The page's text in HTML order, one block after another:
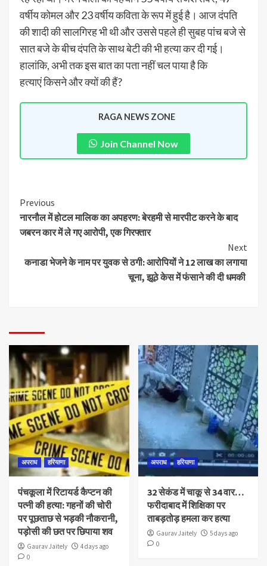
वर्षीय कोमल और 23 वर्षीय कविता के रूप में हुई है। आज दंपति
की शादी की सालगिरह भी थी और उससे पहले ही सुबह पांच बजे से
सात बजे के बीच दंपति के साथ बेटी की भी हत्या कर दी गई।
हालांकि, अभी तक इस बात का पता नहीं चल पाया है कि
हत्याएं किसने और क्यों की हैं?
RAGA NEWS ZONE
Join Channel Now
Previous
नारनौल में होटल मालिक का अपहरण: बेरहमी से मारपीट करने के बाद
जबरन कार में ले गए आरोपी, एक गिरफ्तार
Next
कनाडा भेजने के नाम पर युवक से ठगी: आरोपियों ने 12 लाख का लगाया
चूना, झूठे केस में फंसाने की दी धमकी
अपराध हरियाणा
पंचकूला में रिटायर्ड कैप्टन की
पत्नी की हत्या: गहनों की चोरी
पर पूछताछ से भड़की नौकरानी,
पड़ोसी की छत पर छिपाया शव
Gaurav Jaitely
4 days ago
0
अपराध हरियाणा
32 सेकंड में चाकू से 34 वार…
फरीदाबाद में शिक्षिका पर
ताबड़तोड़ हमला कर हत्या
Gaurav Jaitely
5 days ago
0